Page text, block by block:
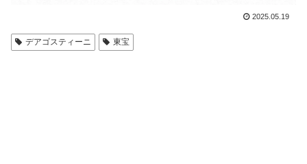
2025.05.19
デアゴスティーニ 東宝